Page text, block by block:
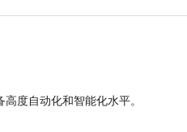
度自动化和智能化水平。